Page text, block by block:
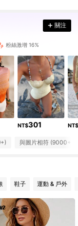
關注
粉絲激增 16%
NT$301 NT$
與圖片相符 (9000+)
鞋子 運動 & 戶外